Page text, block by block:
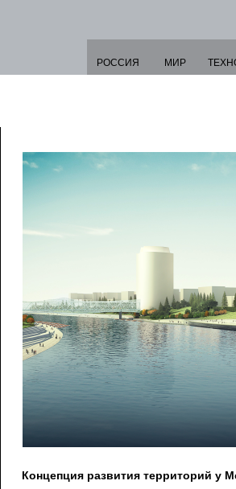
РОССИЯ МИР
Концепция развития территорий у